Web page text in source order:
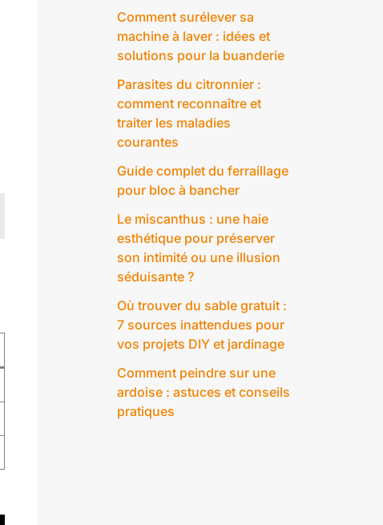
Comment surélever sa
machine à laver : idées et
solutions pour la buanderie
Parasites du citronnier :
comment reconnaître et
traiter les maladies
courantes
Guide complet du ferraillage
pour bloc à bancher
Le miscanthus : une haie
esthétique pour préserver
son intimité ou une illusion
séduisante ?
Où trouver du sable gratuit :
7 sources inattendues pour
vos projets DIY et jardinage
Comment peindre sur une
ardoise : astuces et conseils
pratiques